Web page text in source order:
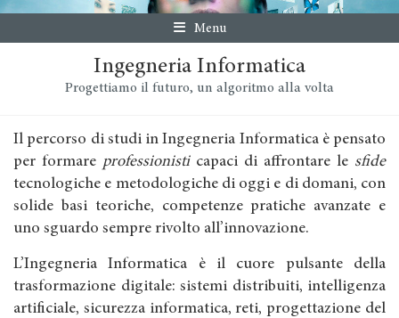
Menu
Ingegneria Informatica
Progettiamo il futuro, un algoritmo alla volta
Il percorso di studi in Ingegneria Informatica è pensato
per formare professionisticapaci di affrontare le sfide
tecnologiche e metodologiche di oggi e di domani, con
solide basi teoriche, competenze pratiche avanzate e
uno sguardo sempre rivolto all’innovazione.
L’Ingegneria Informatica è il cuore pulsante della
trasformazione digitale: sistemi distribuiti, intelligenza
artificiale, sicurezza informatica, reti, progettazione del